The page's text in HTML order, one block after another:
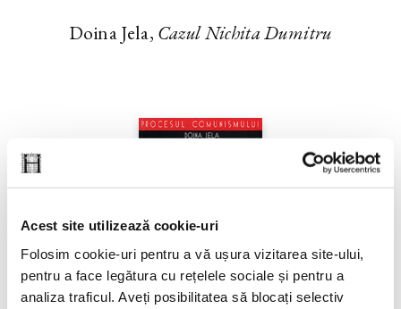
Acest site utilizează cookie-uri
Folosim cookie-uri pentru a vă ușura vizitarea site-ului,
pentru a face legătura cu rețelele sociale și pentru a
analiza traficul. Aveți posibilitatea să blocați selectiv
Doina Jela, Cazul Nichita Dumitru